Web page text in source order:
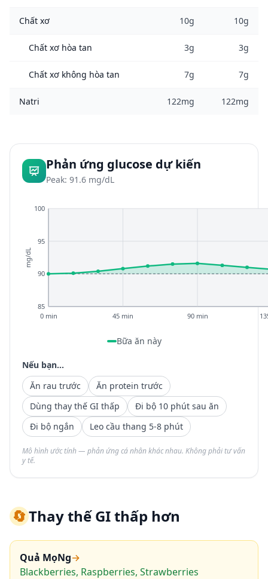
Chất xơ 10g 10g
Chất xơ hòa tan 3g 3g
Chất xơ không hòa tan 7g 7g
Natri 122mg 122mg
Phản ứng glucose dự kiến
Peak: 91.6 mg/dL
85
90
95
100
0 min 45 min 90 min
mg/dL
Bữa ăn này
Nếu bạn...
Ăn rau trước
Ăn protein trước
Dùng thay thế GI thấp
Đi bộ 10 phút sau ăn
Đi bộ ngắn
Leo cầu thang 5-8 phút
Mô hình ước tính — phản ứng cá nhân khác nhau. Không phải tư vấn
y tế.
🔄Thay thế GI thấp hơn
Quả MọNg→
Blackberries, Raspberries, Strawberries